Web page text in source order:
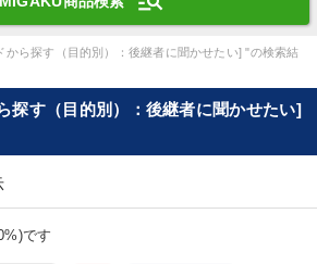
上記の条件で検索
から探す（目的別）：後継者に聞かせたい] "の検索結
探す（目的別）：後継者に聞かせたい]
です